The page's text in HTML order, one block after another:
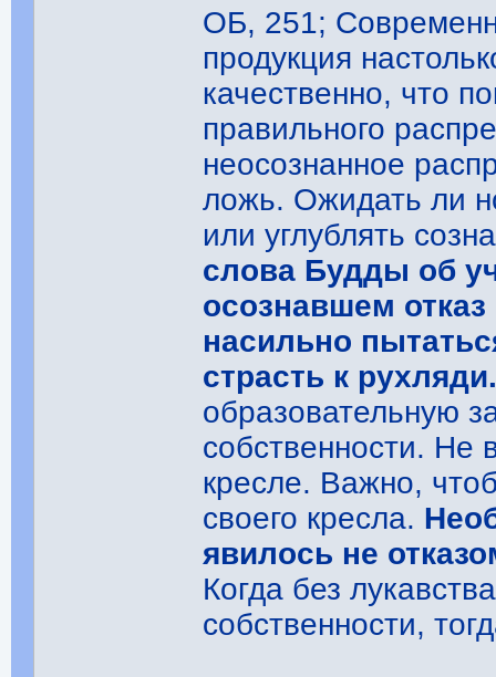
ОБ, 251;
продукция
качественно, что
правильного
неосознанное
ложь. Ожидать ли
или углублять
слова Будды об
осознавшем отказ
насильно
страсть к
образовательную
собственности. Не
кресле. Важно,
своего кресла.
явилось не
Когда без
собственности,